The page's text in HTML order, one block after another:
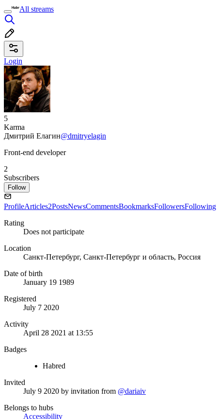
All streams
Login
5
Karma
Дмитрий Елагин@dmitryelagin
Front-end developer
2
Subscribers
Follow
ProfileArticles2PostsNewsCommentsBookmarksFollowersFollowing
Rating
Does not participate
Location
Санкт-Петербург, Санкт-Петербург и область, Россия
Date of birth
January 19 1989
Registered
July 7 2020
Activity
April 28 2021 at 13:55
Badges
Habred
Invited
July 9 2020 by invitation from @dariaiv
Belongs to hubs
Accessibility